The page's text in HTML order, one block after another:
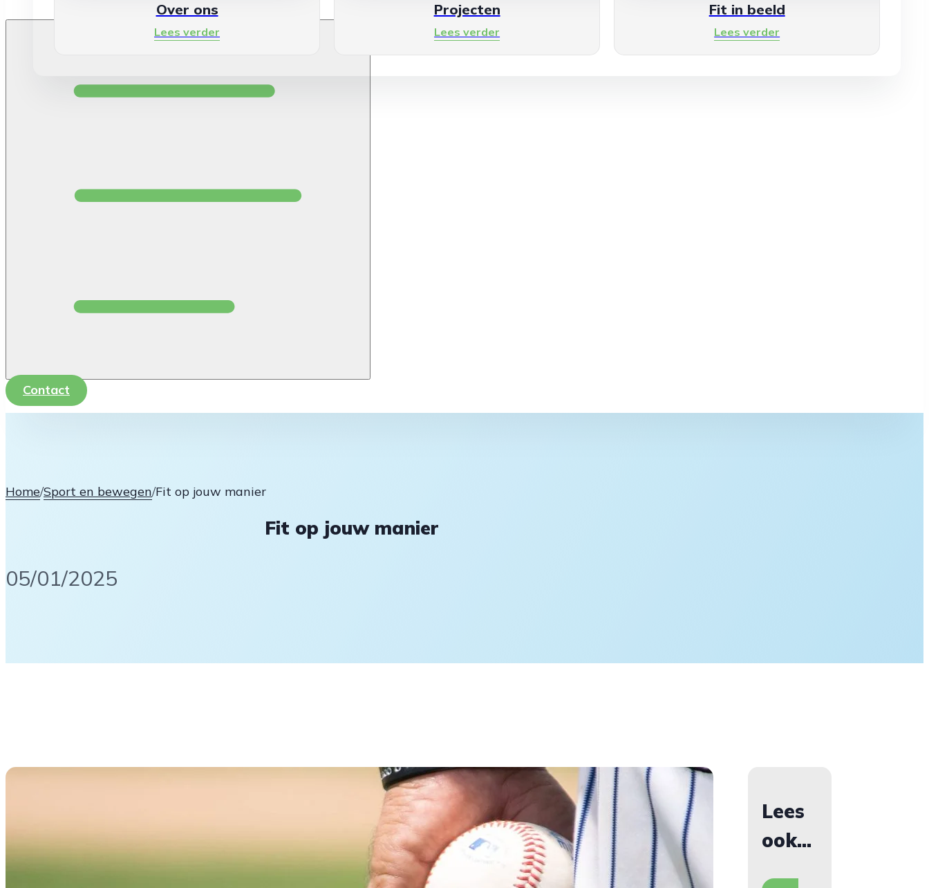
Over ons
Lees verder
Projecten
Lees verder
Fit in beeld
Lees verder
Contact
Home/Sport en bewegen/Fit op jouw manier
Fit op jouw manier
05/01/2025
Lees
ook...